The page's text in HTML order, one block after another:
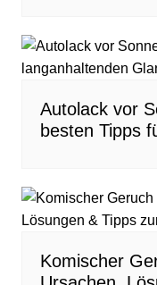
Autolack vor
besten Tipps
Komischer